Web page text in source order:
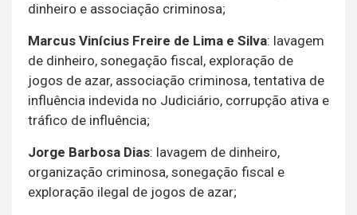
dinheiro e associação criminosa;
Marcus Vinícius Freire de Lima e Silva: lavagem
de dinheiro, sonegação fiscal, exploração de
jogos de azar, associação criminosa, tentativa de
influência indevida no Judiciário, corrupção ativa e
tráfico de influência;
Jorge Barbosa Dias: lavagem de dinheiro,
organização criminosa, sonegação fiscal e
exploração ilegal de jogos de azar;